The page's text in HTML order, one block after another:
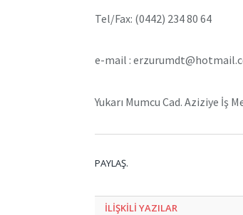
Tel/Fax: (0442) 234 80 64
e-mail :
Yukarı Mumcu Cad. Aziziye İş
PAYLAŞ.
ILIŞKILI YAZILAR